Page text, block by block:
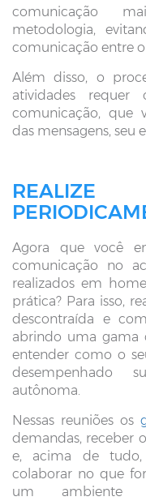
comunicação
metodologia,
comunicação entre
Além disso, o
atividades
comunicação, que
das mensagens, seu
Agora que você
comunicação no
realizados em
prática? Para isso,
descontraída e
abrindo uma gama
entender como o
desempenhado
autônoma.
Nessas reuniões os
demandas, receber
e, acima de tudo,
colaborar no que
um ambiente